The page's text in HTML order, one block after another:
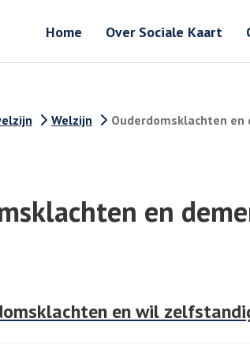
Home Over Sociale Kaart
Welzijn Ouderdomsklachten en
en
en wil